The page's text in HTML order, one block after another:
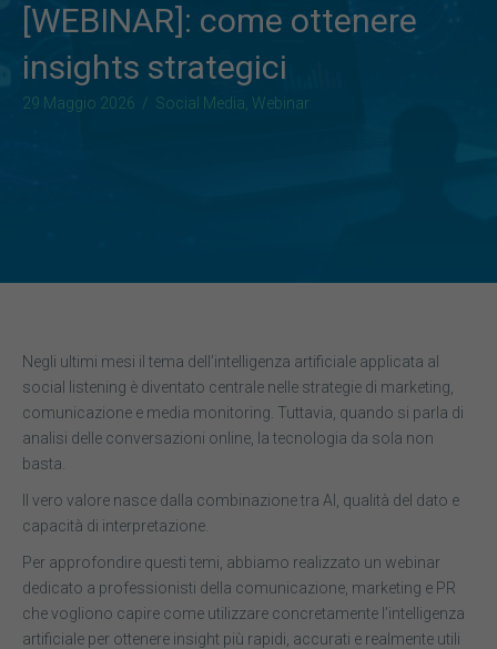
[WEBINAR]: come ottenere
insights strategici
29 Maggio 2026 / Social Media Webinar
Negli ultimi mesi il tema dell’intelligenza artificiale applicata al
social listening è diventato centrale nelle strategie di marketing,
comunicazione e media monitoring. Tuttavia, quando si parla di
analisi delle conversazioni online, la tecnologia da sola non
basta.
Il vero valore nasce dalla combinazione tra AI, qualità del dato e
capacità di interpretazione.
Per approfondire questi temi, abbiamo realizzato un webinar
dedicato a professionisti della comunicazione, marketing e PR
che vogliono capire come utilizzare concretamente l’intelligenza
artificiale per ottenere insight più rapidi, accurati e realmente utili